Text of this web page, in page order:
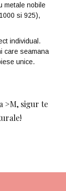
metale nobile
si 925),
individual.
care seamana
unice.
>M, sigur te